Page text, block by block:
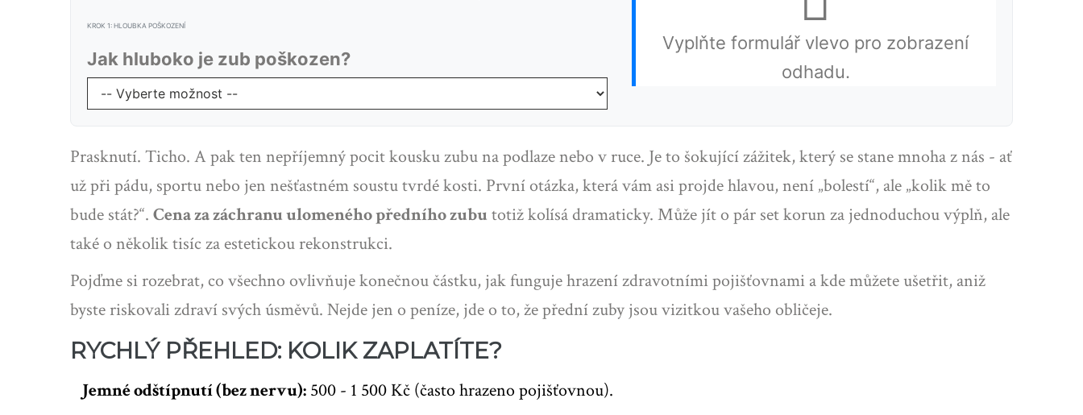
KROK 1: HLOUBKA POŠKOZENÍ
Jak hluboko je zub poškozen?
Vyplňte formulář vlevo pro zobrazení
odhadu.
Prasknutí. Ticho. A pak ten nepříjemný pocit kousku zubu na podlaze nebo v ruce. Je to šokující zážitek, který se stane mnoha z nás - ať
už při pádu, sportu nebo jen nešťastném soustu tvrdé kosti. První otázka, která vám asi projde hlavou, není „bolestí“, ale „kolik mě to
bude stát?“. Cena za záchranu ulomeného předního zubu totiž kolísá dramaticky. Může jít o pár set korun za jednoduchou výplň, ale
také o několik tisíc za estetickou rekonstrukci.
Pojďme si rozebrat, co všechno ovlivňuje konečnou částku, jak funguje hrazení zdravotními pojišťovnami a kde můžete ušetřit, aniž
byste riskovali zdraví svých úsměvů. Nejde jen o peníze, jde o to, že přední zuby jsou vizitkou vašeho obličeje.
RYCHLÝ PŘEHLED: KOLIK ZAPLATÍTE?
Jemné odštípnutí (bez nervu): 500 - 1 500 Kč (často hrazeno pojišťovnou).